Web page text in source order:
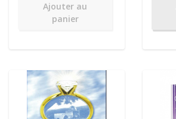
Ajouter au
panier